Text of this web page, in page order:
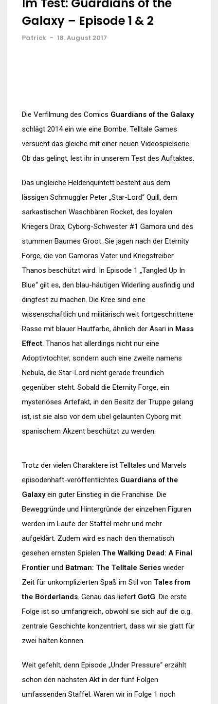
Galaxy – Episode 1 & 2
Patrick - 18. August 2017
Die Verfilmung des Comics Guardians of the Galaxy
schlägt 2014 ein wie eine Bombe. Telltale Games
versucht das gleiche mit einer neuen Videospielserie.
Ob das gelingt, lest ihr in unserem Test des Auftaktes.
Das ungleiche Heldenquintett besteht aus dem
lässigen Schmuggler Peter „Star-Lord“ Quill, dem
sarkastischen Waschbären Rocket, des loyalen
Kriegers Drax, Cyborg-Schwester #1 Gamora und des
stummen Baumes Groot. Sie jagen nach der Eternity
Forge, die von Gamoras Vater und Kriegstreiber
Thanos beschützt wird. In Episode 1 „Tangled Up In
Blue“ gilt es, den blau-häutigen Widerling ausfindig und
dingfest zu machen. Die Kree sind eine
wissenschaftlich und militärisch weit fortgeschrittene
Rasse mit blauer Hautfarbe, ähnlich der Asari in Mass
Effect. Thanos hat allerdings nicht nur eine
Adoptivtochter, sondern auch eine zweite namens
Nebula, die Star-Lord nicht gerade freundlich
gegenüber steht. Sobald die Eternity Forge, ein
mysteriöses Artefakt, in den Besitz der Truppe gelang
ist, ist sie also vor dem übel gelaunten Cyborg mit
spanischem Akzent beschützt zu werden.
Trotz der vielen Charaktere ist Telltales und Marvels
episodenhaft-veröffentlichtes Guardians of the
Galaxyein guter Einstieg in die Franchise. Die
Beweggründe und Hintergründe der einzelnen Figuren
werden im Laufe der Staffel mehr und mehr
aufgeklärt. Zudem wird es nach den thematisch
gesehen ernsten Spielen The Walking Dead: A Final
Frontier und Batman: The Telltale Series wieder
Zeit für unkomplizierten Spaß im Stil von Tales from
the Borderlands. Genau das liefert GotG. Die erste
Folge ist so umfangreich, obwohl sie sich auf die o.g.
zentrale Geschichte konzentriert, dass wir sie glatt für
zwei halten können.
Weit gefehlt, denn Episode „Under Pressure“ erzählt
schon den nächsten Akt in der fünf Folgen
umfassenden Staffel. Waren wir in Folge 1 noch